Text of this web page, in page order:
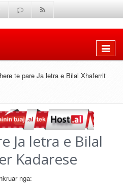
Shfaq
te pare Ja letra e Bilal Xhaferrit
Ja letra e Bilal
Kadarese
nga: